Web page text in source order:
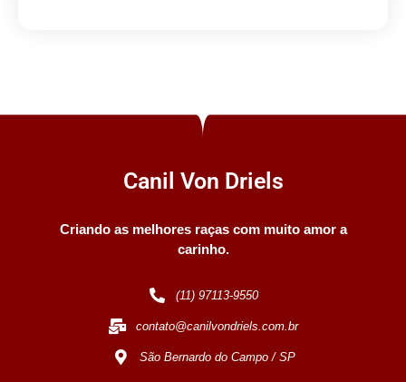
Canil Von Driels
Criando as melhores raças com muito amor a
carinho.
(11) 97113-9550
contato@canilvondriels.com.br
São Bernardo do Campo / SP